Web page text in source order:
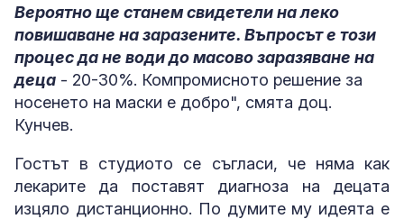
Вероятно ще станем свидетели на леко
повишаване на заразените. Въпросът е този
процес да не води до масово заразяване на
деца - 20-30%. Компромисното решение за
носенето на маски е добро", смята доц.
Кунчев.
Гостът в студиото се съгласи, че няма как
лекарите да поставят диагноза на децата
изцяло дистанционно. По думите му идеята е